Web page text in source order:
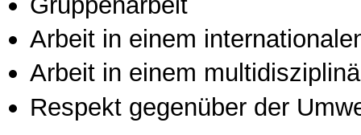
Arbeit in einem
Arbeit in einem
Respekt gegenüber der